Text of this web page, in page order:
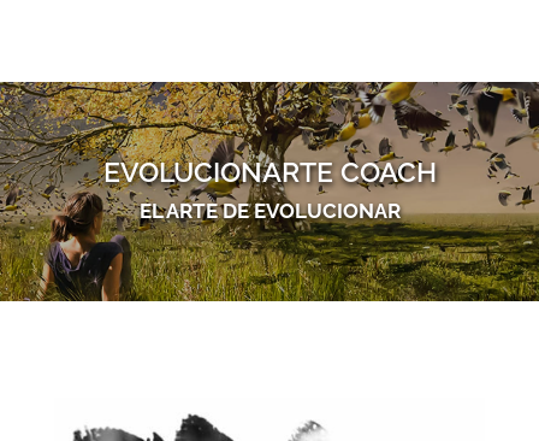
EVOLUCIONARTE COACH
EL ARTE DE EVOLUCIONAR